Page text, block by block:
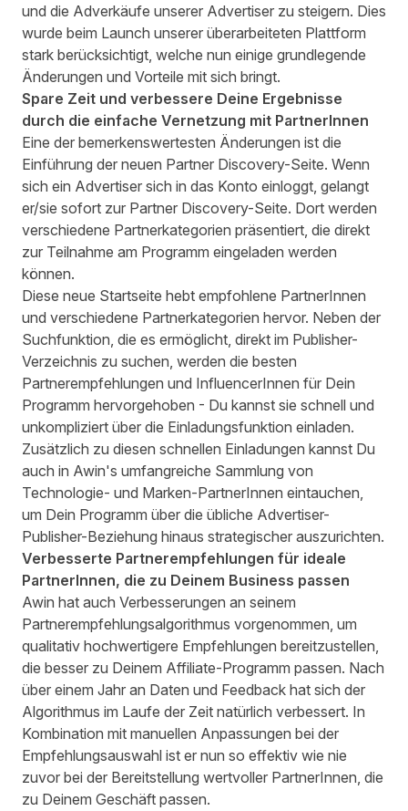
und die Adverkäufe unserer Advertiser zu steigern. Dies
wurde beim Launch unserer überarbeiteten Plattform
stark berücksichtigt, welche nun einige grundlegende
Änderungen und Vorteile mit sich bringt.
Spare Zeit und verbessere Deine Ergebnisse
durch die einfache Vernetzung mit PartnerInnen
Eine der bemerkenswertesten Änderungen ist die
Einführung der neuen Partner Discovery-Seite. Wenn
sich ein Advertiser sich in das Konto einloggt, gelangt
er/sie sofort zur Partner Discovery-Seite. Dort werden
verschiedene Partnerkategorien präsentiert, die direkt
zur Teilnahme am Programm eingeladen werden
können.
Diese neue Startseite hebt empfohlene PartnerInnen
und verschiedene Partnerkategorien hervor. Neben der
Suchfunktion, die es ermöglicht, direkt im Publisher-
Verzeichnis zu suchen, werden die besten
Partnerempfehlungen und InfluencerInnen für Dein
Programm hervorgehoben - Du kannst sie schnell und
unkompliziert über die Einladungsfunktion einladen.
Zusätzlich zu diesen schnellen Einladungen kannst Du
auch in Awin's umfangreiche Sammlung von
Technologie- und Marken-PartnerInnen eintauchen,
um Dein Programm über die übliche Advertiser-
Publisher-Beziehung hinaus strategischer auszurichten.
Verbesserte Partnerempfehlungen für ideale
PartnerInnen, die zu Deinem Business passen
Awin hat auch Verbesserungen an seinem
Partnerempfehlungsalgorithmus vorgenommen, um
qualitativ hochwertigere Empfehlungen bereitzustellen,
die besser zu Deinem Affiliate-Programm passen. Nach
über einem Jahr an Daten und Feedback hat sich der
Algorithmus im Laufe der Zeit natürlich verbessert. In
Kombination mit manuellen Anpassungen bei der
Empfehlungsauswahl ist er nun so effektiv wie nie
zuvor bei der Bereitstellung wertvoller PartnerInnen, die
zu Deinem Geschäft passen.